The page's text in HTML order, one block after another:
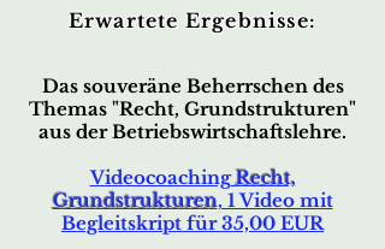
Erwartete Ergebnisse:
Das souveräne Beherrschen des
Themas "Recht, Grundstrukturen"
aus der Betriebswirtschaftslehre.
VideocoachingRecht,
Grundstrukturen, 1 Video mit
Begleitskript für 35,00 EUR